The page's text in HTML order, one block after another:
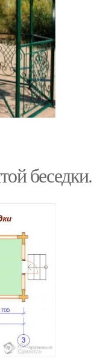
беседки.